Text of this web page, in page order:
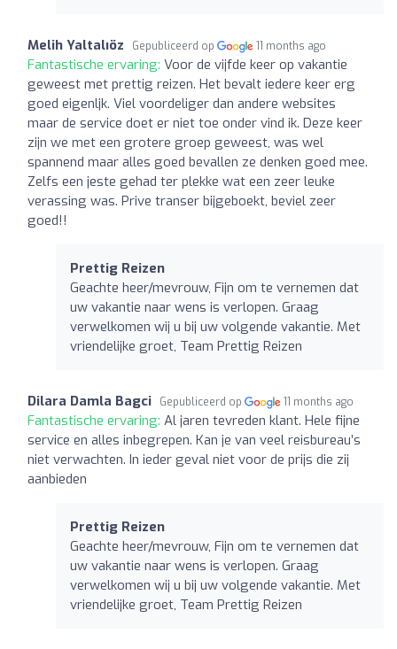
Melih Yaltalıöz Gepubliceerd op 11 months ago
Fantastische ervaring: Voor de vijfde keer op vakantie
geweest met prettig reizen. Het bevalt iedere keer erg
goed eigenljk. Viel voordeliger dan andere websites
maar de service doet er niet toe onder vind ik. Deze keer
zijn we met een grotere groep geweest, was wel
spannend maar alles goed bevallen ze denken goed mee.
Zelfs een jeste gehad ter plekke wat een zeer leuke
verassing was. Prive transer bijgeboekt, beviel zeer
goed!!
Prettig Reizen
Geachte heer/mevrouw, Fijn om te vernemen dat
uw vakantie naar wens is verlopen. Graag
verwelkomen wij u bij uw volgende vakantie. Met
vriendelijke groet, Team Prettig Reizen
Dilara Damla Bagci Gepubliceerd op 11 months ago
Fantastische ervaring: Al jaren tevreden klant. Hele fijne
service en alles inbegrepen. Kan je van veel reisbureau’s
niet verwachten. In ieder geval niet voor de prijs die zij
aanbieden
Prettig Reizen
Geachte heer/mevrouw, Fijn om te vernemen dat
uw vakantie naar wens is verlopen. Graag
verwelkomen wij u bij uw volgende vakantie. Met
vriendelijke groet, Team Prettig Reizen